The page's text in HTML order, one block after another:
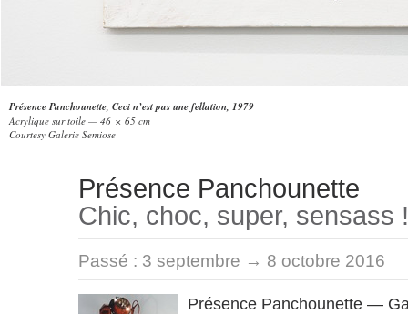
Présence Panchounette, Ceci n’est pas une fellation, 1979
Acrylique sur toile — 46 × 65 cm
Courtesy Galerie Semiose
Présence Panchounette
Chic, choc, super, sensass !
Passé : 3 septembre → 8 octobre 2016
Présence Panchounette —